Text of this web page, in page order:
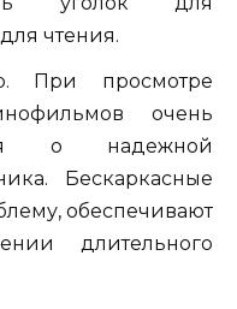
чтения.
При просмотре
очень
о надежной
Бескаркасные
обеспечивают
длительного